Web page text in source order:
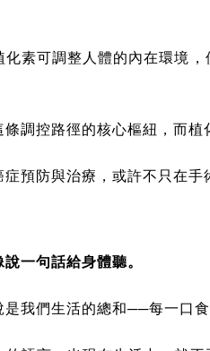
素可調整人體的內在環境
調控路徑的核心樞紐，而植
預防與治療，或許不只在手
一句話給身體聽。
我們生活的總和──每一口